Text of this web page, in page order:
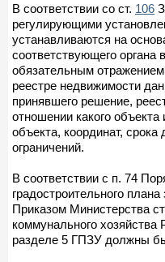
В соответствии со ст. 106
регулирующими
устанавливаются на
соответствующего органа
обязательным
реестре недвижимости
принявшего решение,
отношении какого объекта
объекта, координат,
ограничений.
В соответствии с п. 74
градостроительного
Приказом Министерства
коммунального
разделе 5 ГПЗУ должны